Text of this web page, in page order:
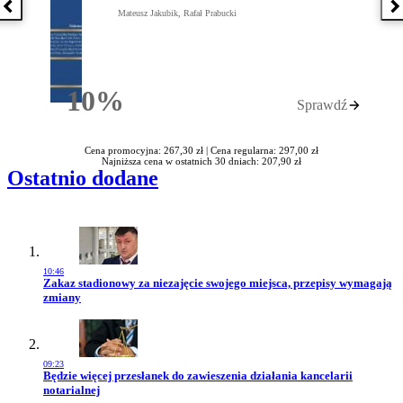
Poprzednia książka
10%Rabatu
Mateusz Jakubik, Rafał Prabucki
Sprawdź
Cena promocyjna: 267,30 zł | Cena regularna: 297,00 zł
Najniższa cena w ostatnich 30 dniach: 207,90 zł
Ostatnio dodane
10:46
Przejdź do artykułu:
Zakaz stadionowy za niezajęcie swojego miejsca, przepisy wymagają
zmiany
09:23
Przejdź do artykułu:
Będzie więcej przesłanek do zawieszenia działania kancelarii
notarialnej